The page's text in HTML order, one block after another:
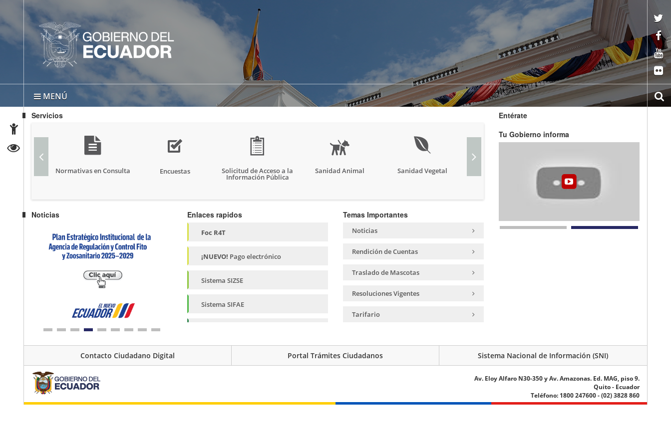
MENÚ
Servicios
Normativas en Consulta Encuestas Solicitud de Acceso a la
Información Pública
Sanidad Animal Sanidad Vegetal Inocuidad de Alimentos Registro de Insumos
Agropecuarios
Noticias Enlaces rapidos
Foc R4T
¡NUEVO! Pago electrónico
Sistema SIZSE
Sistema SIFAE
Temas Importantes
Noticias
Rendición de Cuentas
Traslado de Mascotas
Resoluciones Vigentes
Tarifario
Entérate
Tu Gobierno informa
Contacto Ciudadano Digital Portal Trámites Ciudadanos Sistema Nacional de Información (SNI)
Av. Eloy Alfaro N30-350 y Av. Amazonas. Ed. MAG, piso 9.
Quito - Ecuador
Teléfono: 1800 247600 - (02) 3828 860